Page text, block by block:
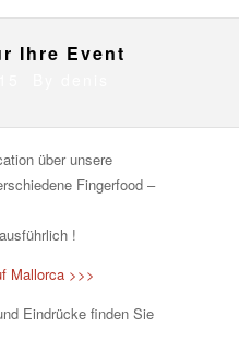
Ihre Event
über unsere
Fingerfood –
!
Mallorca >>>
Eindrücke finden Sie